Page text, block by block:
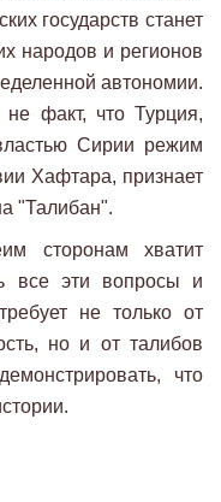
государств станет
народов и регионов
автономии.
не факт, что Турция,
Сирии режим
Хафтара, признает
"Талибан".
сторонам хватит
все эти вопросы и
не только от
но и от талибов
что